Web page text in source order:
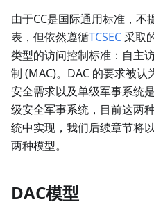
由于CC是国际通用标准，不
表，但依然遵循TCSEC采取
类型的访问控制标准：⾃主
制 (MAC)。DAC 的要求被
安全需求以及单级军事系统
级安全军事系统，目前这两
统中实现，我们后续章节将
两种模型。
DAC模型